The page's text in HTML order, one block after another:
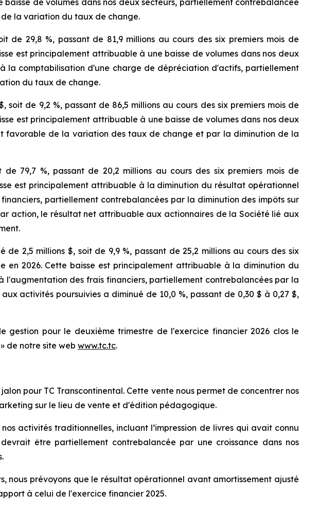
la variation du taux de change.
29,8 %, passant de 81,9 millions au cours des six premiers mois de
est principalement attribuable à une baisse de volumes dans nos deux
la comptabilisation d'une charge de dépréciation d'actifs, partiellement
du taux de change.
de 9,2 %, passant de 86,5 millions au cours des six premiers mois de
est principalement attribuable à une baisse de volumes dans nos deux
favorable de la variation des taux de change et par la diminution de la
79,7 %, passant de 20,2 millions au cours des six premiers mois de
est principalement attribuable à la diminution du résultat opérationnel
partiellement contrebalancées par la diminution des impôts sur
action, le résultat net attribuable aux actionnaires de la Société lié aux
2,5 millions $, soit de 9,9 %, passant de 25,2 millions au cours des six
en 2026. Cette baisse est principalement attribuable à la diminution du
des frais financiers, partiellement contrebalancées par la
activités poursuivies a diminué de 10,0 %, passant de 0,30 $ à 0,27 $,
gestion pour le deuxième trimestre de l'exercice financier 2026 clos le
de notre site web www.tc.tc.
pour TC Transcontinental. Cette vente nous permet de concentrer nos
sur le lieu de vente et d'édition pédagogique.
activités traditionnelles, incluant l’impression de livres qui avait connu
être partiellement contrebalancée par une croissance dans nos
prévoyons que le résultat opérationnel avant amortissement ajusté
à celui de l'exercice financier 2025.